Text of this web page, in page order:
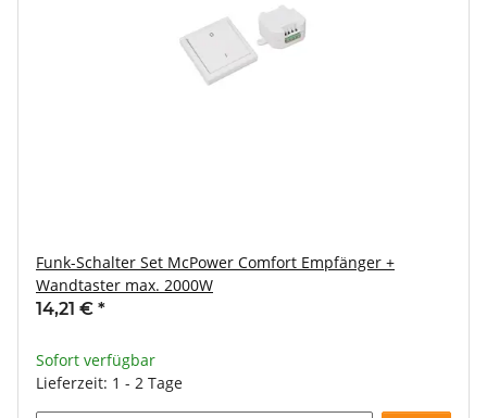
Funk-Schalter Set McPower Comfort Empfänger +
Wandtaster max. 2000W
14,21 € *
Sofort verfügbar
Lieferzeit: 1 - 2 Tage